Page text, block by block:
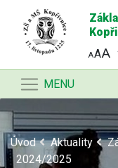
AA
MENU
Úvod Aktuality
2024/2025